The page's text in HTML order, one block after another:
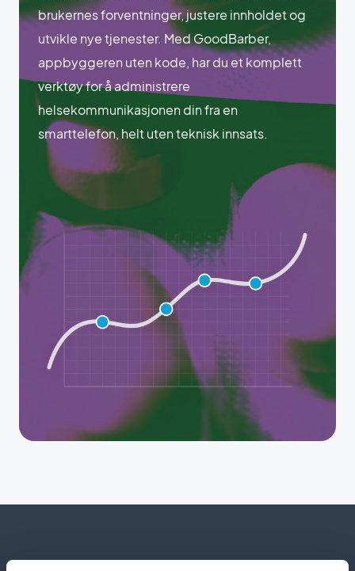
brukernes forventninger, justere innholdet og
utvikle nye tjenester. Med GoodBarber,
appbyggeren uten kode, har du et komplett
verktøy for å administrere
helsekommunikasjonen din fra en
smarttelefon, helt uten teknisk innsats.